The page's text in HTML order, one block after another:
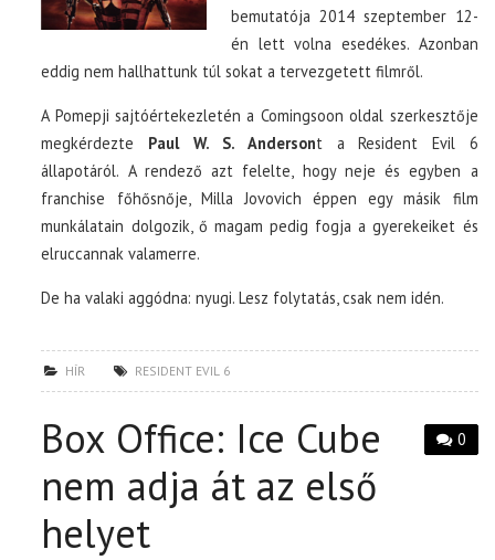
bemutatója 2014 szeptember 12-
én lett volna esedékes. Azonban
eddig nem hallhattunk túl sokat a tervezgetett filmről.
A Pomepji sajtóértekezletén a Comingsoon oldal szerkesztője
megkérdezte Paul W. S. Andersont a Resident Evil 6
állapotáról. A rendező azt felelte, hogy neje és egyben a
franchise főhősnője, Milla Jovovich éppen egy másik film
munkálatain dolgozik, ő magam pedig fogja a gyerekeiket és
elruccannak valamerre.
De ha valaki aggódna: nyugi. Lesz folytatás, csak nem idén.
HÍR RESIDENT EVIL 6
0
Box Office: Ice Cube
nem adja át az első
helyet